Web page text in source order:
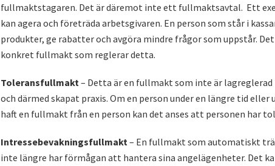
fullmaktstagaren. Det är däremot inte ett fullmaktsavtal. Ett
kan agera och företräda arbetsgivaren. En person som står i
produkter, ge rabatter och avgöra mindre frågor som uppstår.
konkret fullmakt som reglerar detta.
Toleransfullmakt – Detta är en fullmakt som inte är
och därmed skapat praxis. Om en person under en längre tid
haft en fullmakt från en person kan det anses att personen har
Intressebevakningsfullmakt – En fullmakt som automatiskt
inte längre har förmågan att hantera sina angelägenheter. Det